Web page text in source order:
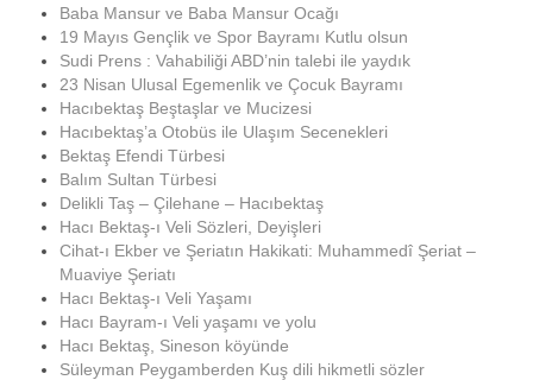
Baba Mansur ve Baba Mansur Ocağı
19 Mayıs Gençlik ve Spor Bayramı Kutlu olsun
Sudi Prens : Vahabiliği ABD’nin talebi ile yaydık
23 Nisan Ulusal Egemenlik ve Çocuk Bayramı
Hacıbektaş Beştaşlar ve Mucizesi
Hacıbektaş’a Otobüs ile Ulaşım Secenekleri
Bektaş Efendi Türbesi
Balım Sultan Türbesi
Delikli Taş – Çilehane – Hacıbektaş
Hacı Bektaş-ı Veli Sözleri, Deyişleri
Cihat-ı Ekber ve Şeriatın Hakikati: Muhammedî Şeriat –
Muaviye Şeriatı
Hacı Bektaş-ı Veli Yaşamı
Hacı Bayram-ı Veli yaşamı ve yolu
Hacı Bektaş, Sineson köyünde
Süleyman Peygamberden Kuş dili hikmetli sözler